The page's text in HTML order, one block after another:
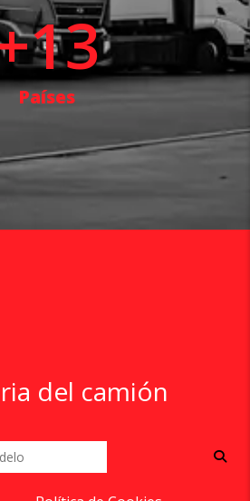
Países
13
del camión